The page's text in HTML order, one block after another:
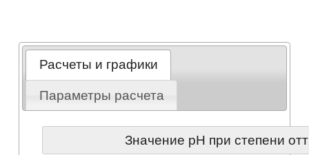
Расчеты и графики
Параметры расчета
Значение pH при степени